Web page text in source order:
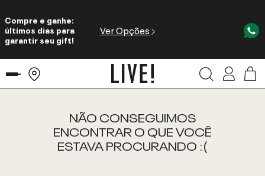
Compre e ganhe:
últimos dias para
garantir seu gift!
Ver Opções
NÃO CONSEGUIMOS
ENCONTRAR O QUE VOCÊ
ESTAVA PROCURANDO :(